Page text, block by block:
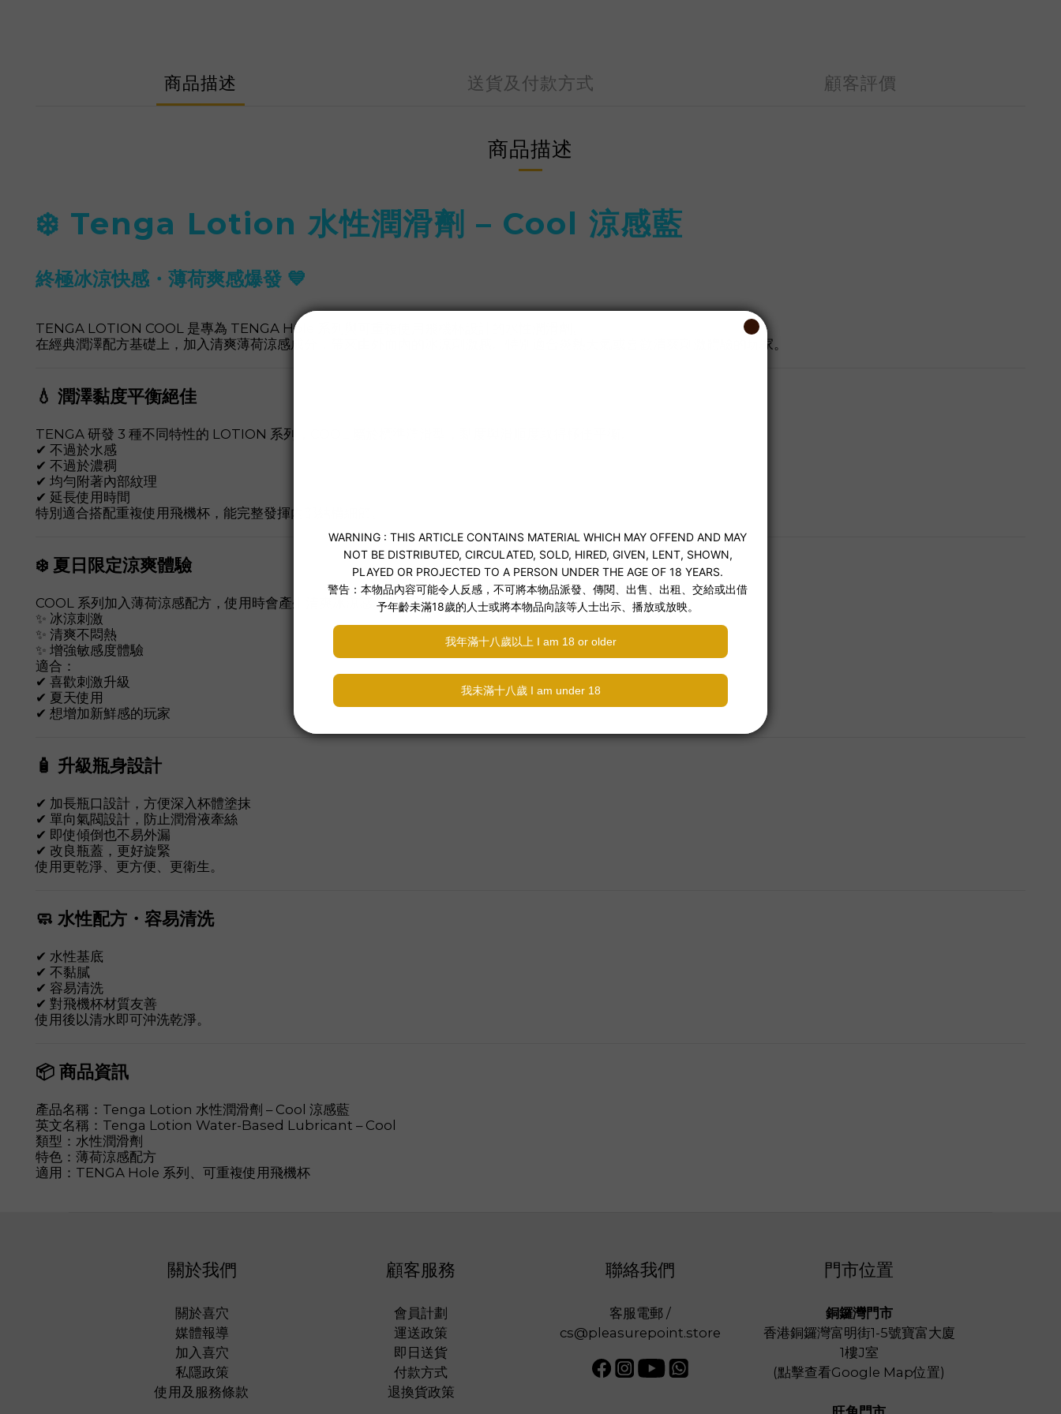
商品描述 送貨及付款方式 顧客評價
商品描述
❄️ Tenga Lotion 水性潤滑劑 – Cool 涼感藍
終極冰涼快感・薄荷爽感爆發 💙
TENGA LOTION COOL 是專為 TENGA Hole 系列與可重複使用飛機杯設計的水性潤滑劑。
在經典潤澤配方基礎上，加入清爽薄荷涼感成分，帶來由外而內的冰涼刺激感。特別適合炎熱天氣或喜歡清爽刺激體驗的玩家。
💧 潤澤黏度平衡絕佳
TENGA 研發 3 種不同特性的 LOTION 系列，COOL 屬於標準潤滑型，黏度與滑順度取得極佳平衡。
✔ 不過於水感
✔ 不過於濃稠
✔ 均勻附著內部紋理
✔ 延長使用時間
特別適合搭配重複使用飛機杯，能完整發揮內部結構細節。
❄️ 夏日限定涼爽體驗
COOL 系列加入薄荷涼感配方，使用時會產生清爽冰涼感，帶來刺激與降溫的雙重享受。
✨ 冰涼刺激
✨ 清爽不悶熱
✨ 增強敏感度體驗
適合：
✔ 喜歡刺激升級
✔ 夏天使用
✔ 想增加新鮮感的玩家
🧴 升級瓶身設計
✔ 加長瓶口設計，方便深入杯體塗抹
✔ 單向氣閥設計，防止潤滑液牽絲
✔ 即使傾倒也不易外漏
✔ 改良瓶蓋，更好旋緊
使用更乾淨、更方便、更衛生。
🧼 水性配方・容易清洗
✔ 水性基底
✔ 不黏膩
✔ 容易清洗
✔ 對飛機杯材質友善
使用後以清水即可沖洗乾淨。
📦 商品資訊
產品名稱：Tenga Lotion 水性潤滑劑 – Cool 涼感藍
英文名稱：Tenga Lotion Water-Based Lubricant – Cool
類型：水性潤滑劑
特色：薄荷涼感配方
適用：TENGA Hole 系列、可重複使用飛機杯
關於我們
關於喜穴
媒體報導
加入喜穴
私隱政策
使用及服務條款
顧客服務
會員計劃
運送政策
即日送貨
付款方式
退換貨政策
聯絡我們
客服電郵 /
cs@pleasurepoint.store
門市位置
銅鑼灣門市
香港銅鑼灣富明街1-5號寶富大廈
1樓J室
(點擊查看Google Map位置)